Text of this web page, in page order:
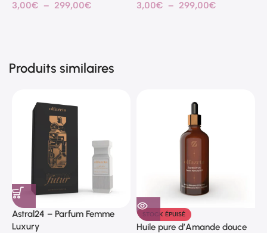
3,00€ – 299,00€ 3,00€ – 299,00€
Produits similaires
Astral24 – Parfum Femme
Luxury
STOCK ÉPUISÉ
Huile pure d’Amande douce